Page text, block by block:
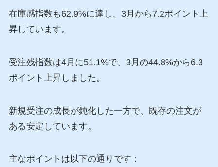
在庫感指数も62.9%に達し、3月から7.2ポイント上
昇しています。
受注残指数は4月に51.1%で、3月の44.8%から6.3
ポイント上昇しました。
新規受注の成長が鈍化した一方で、既存の注文が
ある安定しています。
主なポイントは以下の通りです：